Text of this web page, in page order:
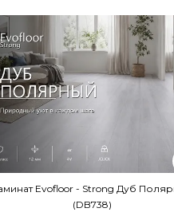
Evofloor - Strong Дуб
(DB738)